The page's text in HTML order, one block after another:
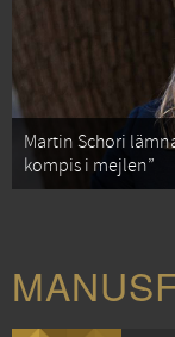
Martin Schori
kompis i mejlen”